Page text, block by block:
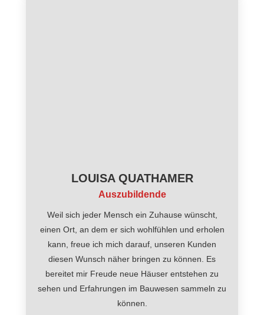
LOUISA QUATHAMER
Auszubildende
Weil sich jeder Mensch ein Zuhause wünscht,
einen Ort, an dem er sich wohlfühlen und erholen
kann, freue ich mich darauf, unseren Kunden
diesen Wunsch näher bringen zu können. Es
bereitet mir Freude neue Häuser entstehen zu
sehen und Erfahrungen im Bauwesen sammeln zu
können.